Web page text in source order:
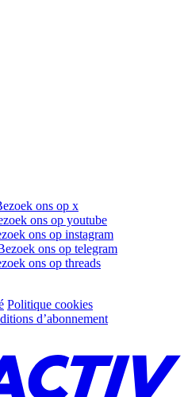
ons op x
ons op youtube
ons op instagram
ons op telegram
ons op threads
Politique cookies
d’abonnement